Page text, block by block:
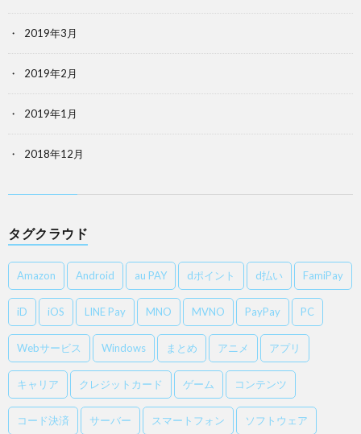
2019年3月
2019年2月
2019年1月
2018年12月
タグクラウド
Amazon Android au PAY dポイント d払い FamiPay
iD iOS LINE Pay MNO MVNO PayPay PC
Webサービス Windows まとめ アニメ アプリ
キャリア クレジットカード ゲーム コンテンツ
コード決済 サーバー スマートフォン ソフトウェア